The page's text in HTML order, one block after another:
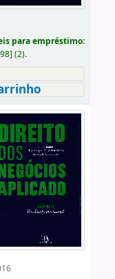
para empréstimo:
] (2).